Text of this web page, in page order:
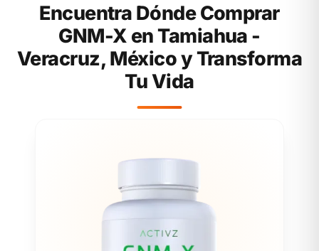
Encuentra Dónde Comprar
GNM-X en Tamiahua -
Veracruz, México y Transforma
Tu Vida